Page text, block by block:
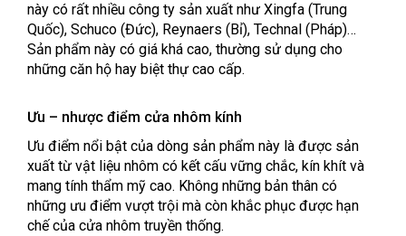
này có rất nhiều công ty sản xuất như Xingfa (Trung
Quốc), Schuco (Đức), Reynaers (Bỉ), Technal (Pháp)…
Sản phẩm này có giá khá cao, thường sử dụng cho
những căn hộ hay biệt thự cao cấp.
Ưu – nhược điểm cửa nhôm kính
Ưu điểm nổi bật của dòng sản phẩm này là được sản
xuất từ vật liệu nhôm có kết cấu vững chắc, kín khít và
mang tính thẩm mỹ cao. Không những bản thân có
những ưu điểm vượt trội mà còn khắc phục được hạn
chế của cửa nhôm truyền thống.